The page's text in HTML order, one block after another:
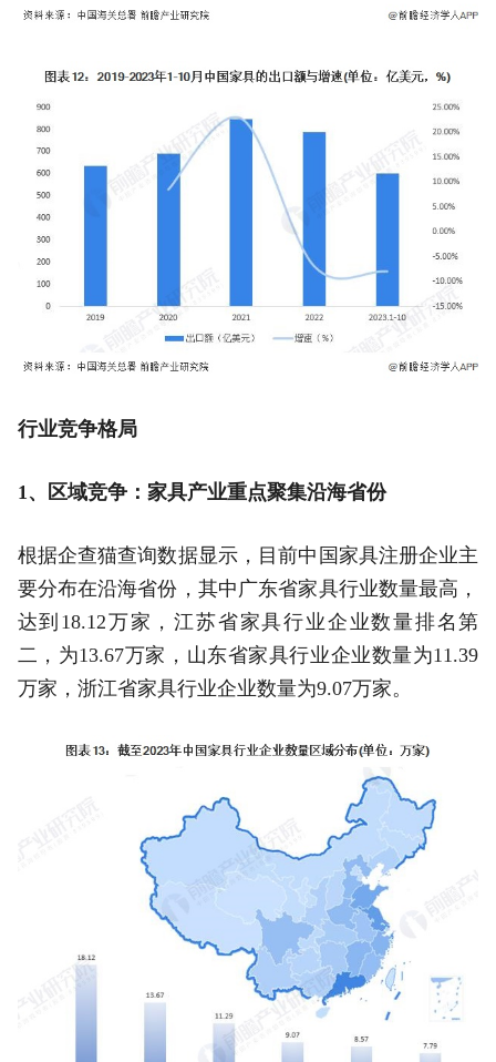
行业竞争格局
1、区域竞争：家具产业重点聚集沿海省份
根据企查猫查询数据显示，目前中国家具注册企业主
要分布在沿海省份，其中广东省家具行业数量最高，
达到18.12万家，江苏省家具行业企业数量排名第
二，为13.67万家，山东省家具行业企业数量为11.39
万家，浙江省家具行业企业数量为9.07万家。